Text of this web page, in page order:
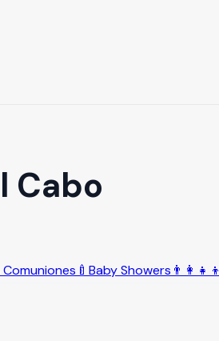
Cabo
Comuniones 🍼 Baby Showers 👨‍👩‍👧‍👦